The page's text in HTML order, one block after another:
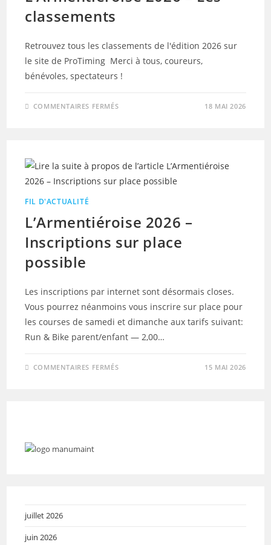
classements
Retrouvez tous les classements de l'édition 2026 sur
le site de ProTiming Merci à tous, coureurs,
bénévoles, spectateurs !
COMMENTAIRES FERMÉSSUR 18 MAI 2026
FIL D'ACTUALITÉ
L’Armentiéroise 2026 –
Inscriptions sur place
possible
Les inscriptions par internet sont désormais closes.
Vous pourrez néanmoins vous inscrire sur place pour
les courses de samedi et dimanche aux tarifs suivant:
Run & Bike parent/enfant — 2,00…
COMMENTAIRES FERMÉSSUR 15 MAI 2026
juillet 2026
juin 2026